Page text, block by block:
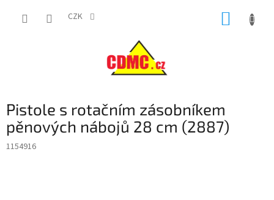
CZK
Pistole s rotačním zásobníkem
pěnových nábojů 28 cm (2887)
1154916